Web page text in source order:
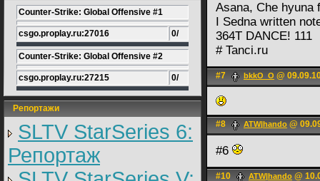
Counter-Strike: Global Offensive #1
csgo.proplay.ru:27016 0/
Counter-Strike: Global Offensive #2
csgo.proplay.ru:27215 0/
Репортажи
SLTV StarSeries 6:
Репортаж
Asana, Che hyuna
I Sedna written
364T DANCE! 111
# Tanci.ru
#7 bkkO_O @
#8 ATW|hando @
#6
#10 ATW|hando @